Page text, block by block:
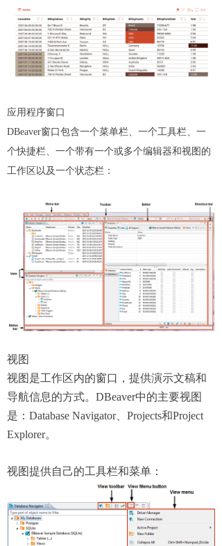
应用程序窗口
DBeaver窗口包含一个菜单栏、一个工具栏、一
个快捷栏、一个带有一个或多个编辑器和视图的
工作区以及一个状态栏：
视图
视图是工作区内的窗口，提供演示文稿和
导航信息的方式。DBeaver中的主要视图
是：Database Navigator、Projects和Project
Explorer。
视图提供自己的工具栏和菜单：